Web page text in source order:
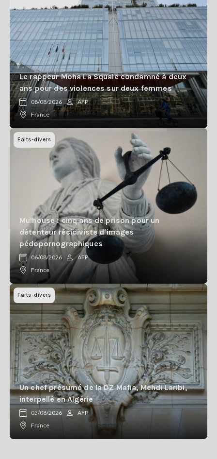
Le rappeur Moha La Squale condamné à deux
ans pour des violences sur deux femmes
08/08/2026
AFP
France
Faits-divers
Mulhouse : cinq ans de prison pour un
détenteur récidiviste d'images
pédopornographiques
06/08/2026
AFP
France
Faits-divers
Un chef présumé de la DZ Mafia, Mehdi Laribi,
interpellé en Algérie
05/08/2026
AFP
France